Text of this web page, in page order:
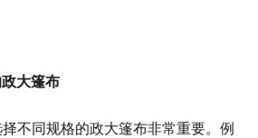
大篷布
不同规格的政大篷布非常重要。例